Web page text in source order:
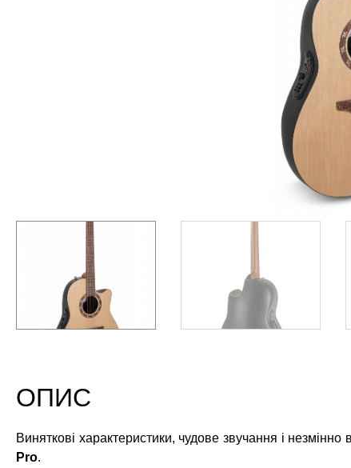
ОПИС
Виняткові характеристики, чудове звучання і
Pro.